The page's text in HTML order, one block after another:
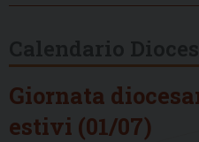
Giornata
estivi (01/07)